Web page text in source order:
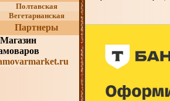
Полтавская
Вегетарианская
Партнеры
Магазин